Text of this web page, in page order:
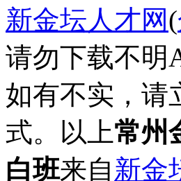
新金坛人才网(
请勿下载不明
如有不实，请
式。以上常州
白班来自新金